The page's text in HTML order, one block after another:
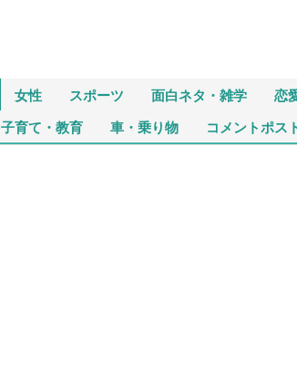
女性 スポーツ 面白ネタ・雑学 恋
子育て・教育 車・乗り物 コメントポス